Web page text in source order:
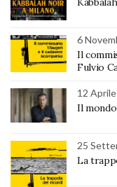
6
Il
Fulvio
12
Il
25
La